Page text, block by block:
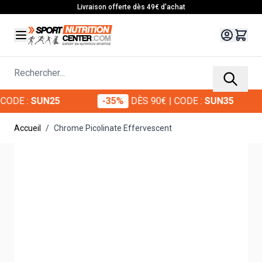
Livraison offerte dès 49€ d'achat
Rechercher...
:SUN25 -35% DÈS 90€ | CODE :SUN35
Accueil / Chrome Picolinate Effervescent